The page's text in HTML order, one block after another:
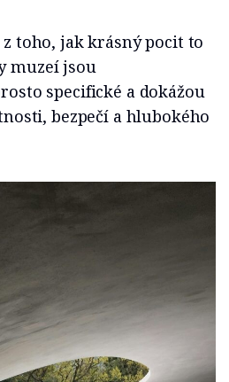
toho, jak krásný pocit to
muzeí jsou
specifické a dokážou
bezpečí a hlubokého